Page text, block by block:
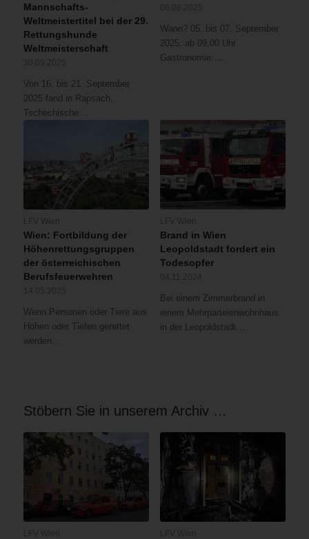
Mannschafts-
Weltmeistertitel bei der 29.
Rettungshunde
Weltmeisterschaft
Von 16. bis 21. September
2025 fand in Rapsach,
Tschechische…
Wann? 05. bis 07. September
2025, ab 09:00 Uhr
Gastronomie:…
Wien: Fortbildung der
Höhenrettungsgruppen
der österreichischen
Berufsfeuerwehren
Wenn Personen oder Tiere aus
Höhen oder Tiefen gerettet
werden…
Brand in Wien
Leopoldstadt fordert ein
Todesopfer
Bei einem Zimmerbrand in
einem Mehrparteienwohnhaus
in der Leopoldstadt…
Stöbern Sie in unserem Archiv …